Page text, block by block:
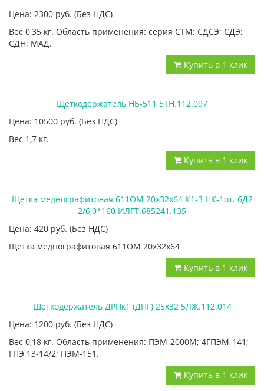
Цена: 2300 руб. (Без НДС)
Вес 0,35 кг. Область применения: серия СТМ; СДСЭ; СДЭ;
СДН; МАД.
Купить в 1 клик
Щеткодержатель НБ-511 5ТН.112.097
Цена: 10500 руб. (Без НДС)
Вес 1,7 кг.
Купить в 1 клик
Щетка меднографитовая 611ОМ 20х32х64 К1-3 НК-1от. 6Д2
2/6,0*160 ИЛГТ.685241.135
Цена: 420 руб. (Без НДС)
Щетка меднографитовая 611ОМ 20х32х64
Купить в 1 клик
Щеткодержатель ДРПк1 (ДПГ) 25х32 5ЛЖ.112.014
Цена: 1200 руб. (Без НДС)
Вес 0,18 кг. Область применения: ПЭМ-2000М; 4ГПЭМ-141;
ГПЭ 13-14/2; ПЭМ-151.
Купить в 1 клик